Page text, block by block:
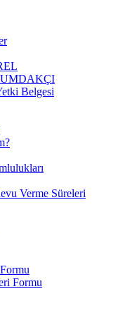
Belgesi
Verme Süreleri
Formu